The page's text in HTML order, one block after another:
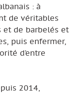
: à
de véritables
et de barbelés et
puis enfermer,
d’entre
2014,